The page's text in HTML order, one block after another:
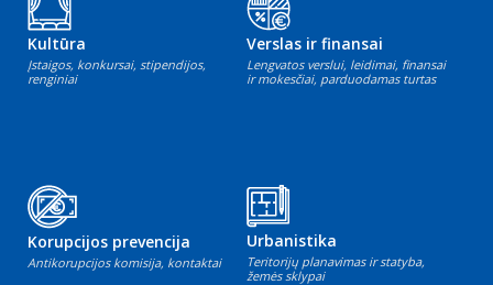
Kultūra
Įstaigos, konkursai, stipendijos,
renginiai
Verslas ir finansai
Lengvatos verslui, leidimai, finansai
ir mokesčiai, parduodamas turtas
Korupcijos prevencija
Antikorupcijos komisija, kontaktai
Urbanistika
Teritorijų planavimas ir statyba,
žemės sklypai